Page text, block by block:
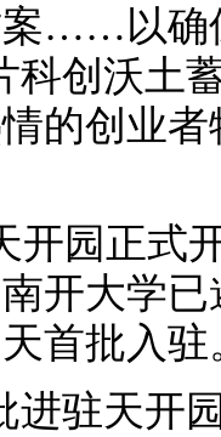
……以确
科创沃土
的创业
园正式开
开大学
首批入驻
驻天开园